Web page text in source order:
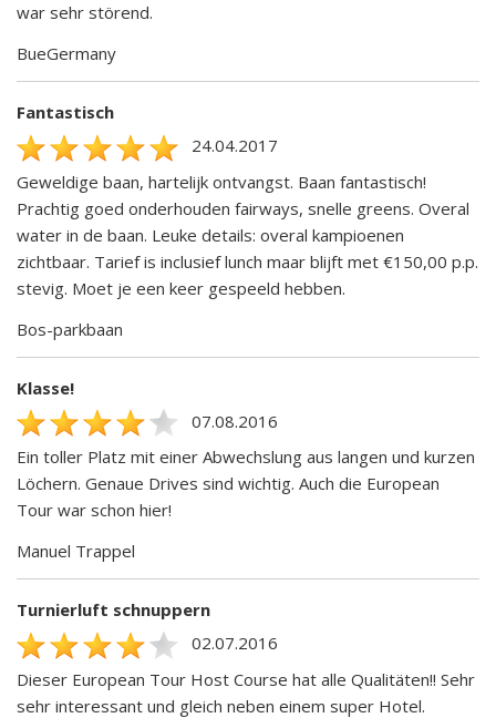
war sehr störend.
BueGermany
Fantastisch
24.04.2017
Geweldige baan, hartelijk ontvangst. Baan fantastisch!
Prachtig goed onderhouden fairways, snelle greens. Overal
water in de baan. Leuke details: overal kampioenen
zichtbaar. Tarief is inclusief lunch maar blijft met €150,00 p.p.
stevig. Moet je een keer gespeeld hebben.
Bos-parkbaan
Klasse!
07.08.2016
Ein toller Platz mit einer Abwechslung aus langen und kurzen
Löchern. Genaue Drives sind wichtig. Auch die European
Tour war schon hier!
Manuel Trappel
Turnierluft schnuppern
02.07.2016
Dieser European Tour Host Course hat alle Qualitäten!! Sehr
sehr interessant und gleich neben einem super Hotel.